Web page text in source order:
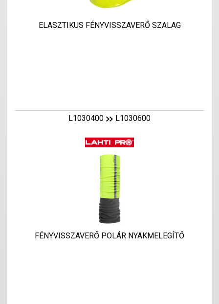
ELASZTIKUS FÉNYVISSZAVERŐ SZALAG
L1030400 L1030600
FÉNYVISSZAVERŐ POLÁR NYAKMELEGÍTŐ